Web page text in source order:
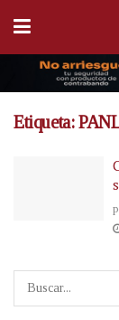
Etiqueta: